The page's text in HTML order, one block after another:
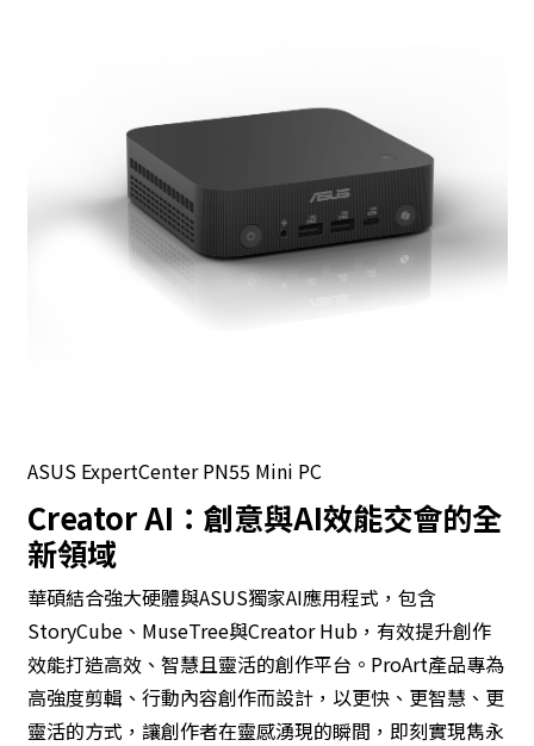
ASUS ExpertCenter PN55 Mini PC
Creator AI：創意與AI效能交會的全
新領域
華碩結合強大硬體與ASUS獨家AI應用程式，包含
StoryCube、MuseTree與Creator Hub，有效提升創作
效能打造高效、智慧且靈活的創作平台。ProArt產品專為
高強度剪輯、行動內容創作而設計，以更快、更智慧、更
靈活的方式，讓創作者在靈感湧現的瞬間，即刻實現雋永